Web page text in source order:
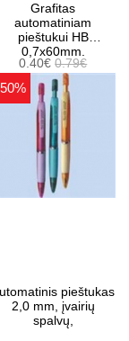
Grafitas
automatiniam
pieštukui HB
0,7x60mm.
0.40€0.79€
pieštukas
2,0 mm, įvairių
spalvų,